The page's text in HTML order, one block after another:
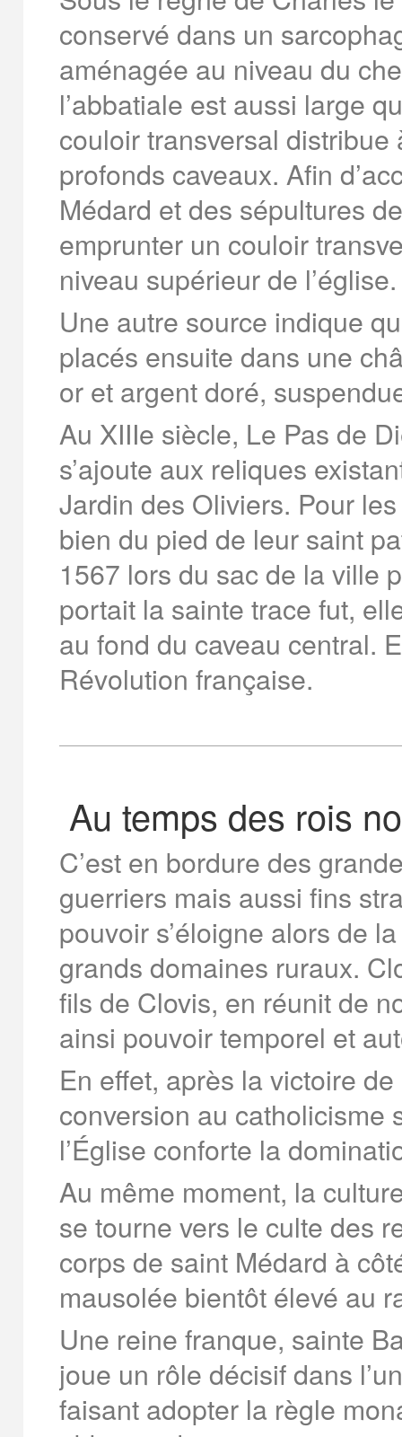
conservé dans un
aménagée au niveau du
l’abbatiale est aussi large
couloir transversal distribue
profonds caveaux. Afin
Médard et des sépultures
emprunter un couloir
niveau supérieur de l’église.
Une autre source indique
placés ensuite dans une
or et argent doré,
Au XIIIe siècle, Le Pas de
s’ajoute aux reliques
Jardin des Oliviers. Pour
bien du pied de leur saint
1567 lors du sac de la ville
portait la sainte trace fut,
au fond du caveau central.
Révolution française.
Au temps des rois
C’est en bordure des
guerriers mais aussi fins
pouvoir s’éloigne alors de
grands domaines ruraux.
fils de Clovis, en réunit de
ainsi pouvoir temporel et
En effet, après la victoire
conversion au catholicisme
l’Église conforte la
Au même moment, la
se tourne vers le culte des
corps de saint Médard à
mausolée bientôt élevé au
Une reine franque, sainte
joue un rôle décisif dans
faisant adopter la règle